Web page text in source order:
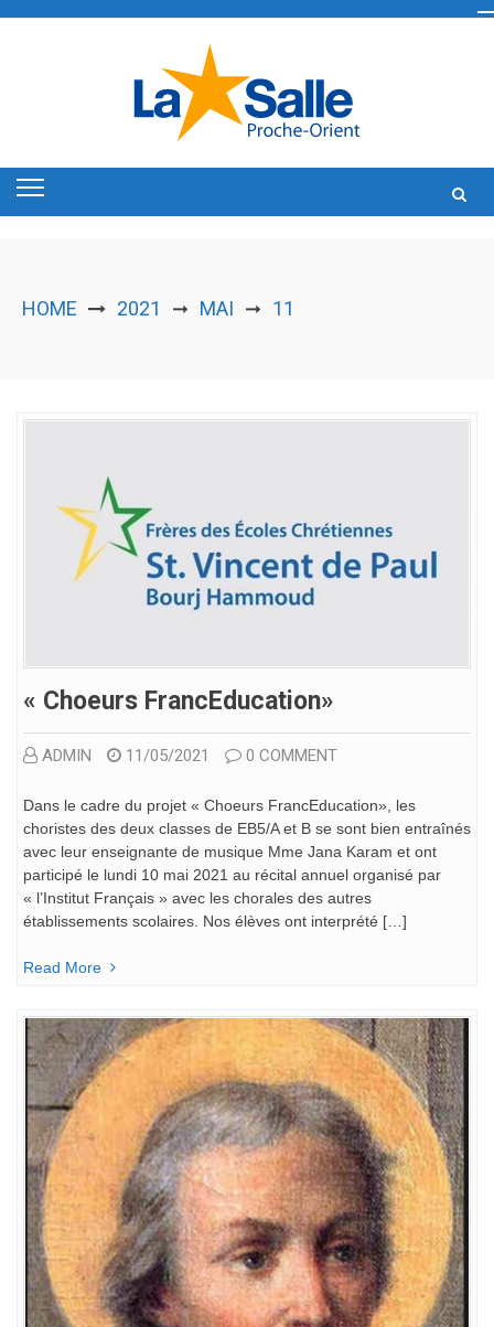
HOME 2021 ➞ MAI ➞ 11
« Choeurs FrancEducation»
ADMIN 11/05/2021 0 COMMENT
Dans le cadre du projet « Choeurs FrancEducation», les
choristes des deux classes de EB5/A et B se sont bien entraînés
avec leur enseignante de musique Mme Jana Karam et ont
participé le lundi 10 mai 2021 au récital annuel organisé par
« l’Institut Français » avec les chorales des autres
établissements scolaires. Nos élèves ont interprété […]
Read More